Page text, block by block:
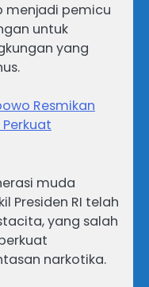
menjadi pemicu
untuk
yang
Resmikan
muda
Presiden RI telah
yang salah
narkotika.